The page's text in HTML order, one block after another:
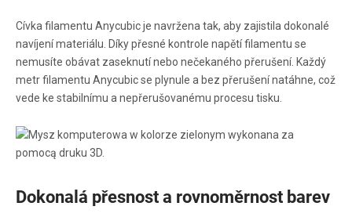
Cívka filamentu Anycubic je navržena tak, aby zajistila dokonalé
navíjení materiálu. Díky přesné kontrole napětí filamentu se
nemusíte obávat zaseknutí nebo nečekaného přerušení. Každý
metr filamentu Anycubic se plynule a bez přerušení natáhne, což
vede ke stabilnímu a nepřerušovanému procesu tisku.
Dokonalá přesnost a rovnoměrnost barev